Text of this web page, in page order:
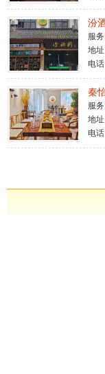
汾
服
地
电
秦
服
地
电